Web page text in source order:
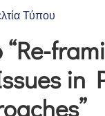
Τύπου
“Re-
in